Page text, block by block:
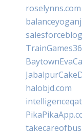
roselynns.com
halobjd.com